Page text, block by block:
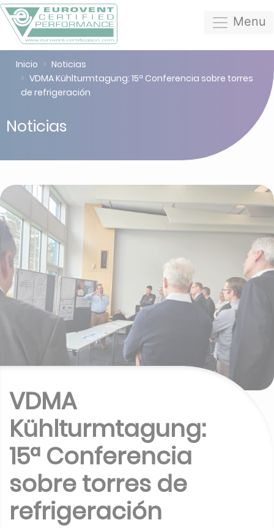
Menu
Inicio
Noticias
VDMA Kühlturmtagung: 15ª Conferencia sobre torres
de refrigeración
Noticias
VDMA
Kühlturmtagung:
15ª Conferencia
sobre torres de
refrigeración